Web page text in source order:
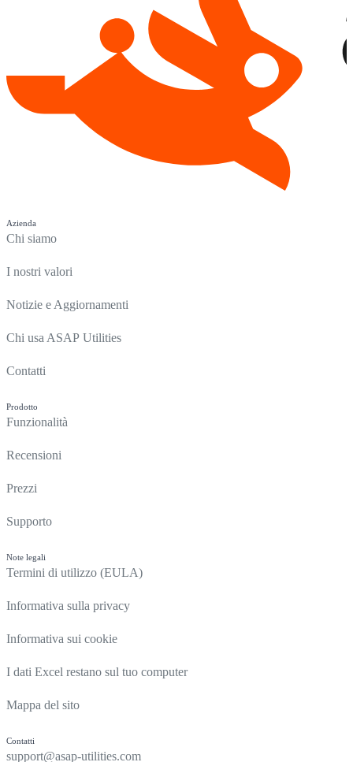
Azienda
Chi siamo
I nostri valori
Notizie e Aggiornamenti
Chi usa ASAP Utilities
Contatti
Prodotto
Funzionalità
Recensioni
Prezzi
Supporto
Note legali
Termini di utilizzo (EULA)
Informativa sulla privacy
Informativa sui cookie
I dati Excel restano sul tuo computer
Mappa del sito
Contatti
support@asap-utilities.com